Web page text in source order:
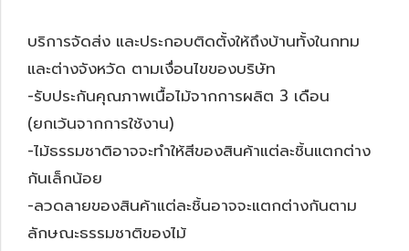
บริการจัดส่ง และประกอบติดตั้งให้ถึงบ้านทั้งในกทม
และต่างจังหวัด ตามเงื่อนไขของบริษัท
-รับประกันคุณภาพเนื้อไม้จากการผลิต 3 เดือน
(ยกเว้นจากการใช้งาน)
-ไม้ธรรมชาติอาจจะทำให้สีของสินค้าแต่ละชิ้นแตกต่าง
กันเล็กน้อย
-ลวดลายของสินค้าแต่ละชิ้นอาจจะแตกต่างกันตาม
ลักษณะธรรมชาติของไม้